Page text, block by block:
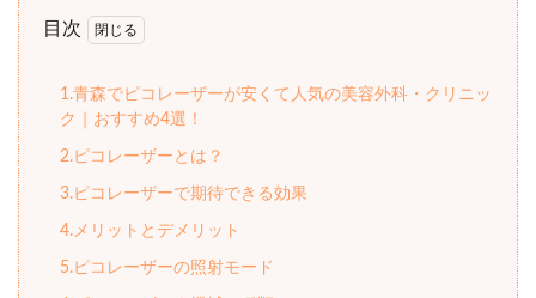
目次
1.青森でピコレーザーが安くて人気の美容外科・クリニッ
ク｜おすすめ4選！
2.ピコレーザーとは？
3.ピコレーザーで期待できる効果
4.メリットとデメリット
5.ピコレーザーの照射モード